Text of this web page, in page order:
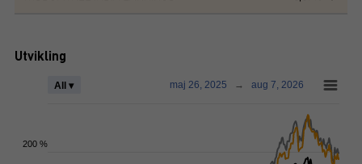
Utvikling
All ▾ maj 26, 2025 → aug 7, 2026
200 %